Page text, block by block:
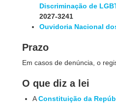
Discriminação de
2027-3241
Ouvidoria Nacional
Prazo
Em casos de denúncia, o
O que diz a lei
AConstituição da